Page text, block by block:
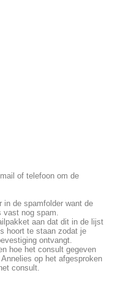
of telefoon om de
in de spamfolder want de
nog spam.
aan dat dit in de lijst
hoort te staan zodat je
ontvangt.
hoe het consult gegeven
op het afgesproken
consult.